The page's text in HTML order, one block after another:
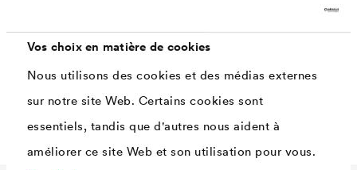
Vos choix en matière de cookies
Nous utilisons des cookies et des médias externes
sur notre site Web. Certains cookies sont
essentiels, tandis que d'autres nous aident à
améliorer ce site Web et son utilisation pour vous.
Advantage 2
...